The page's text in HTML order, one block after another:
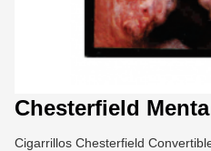
Chesterfield
Cigarrillos Chesterfield